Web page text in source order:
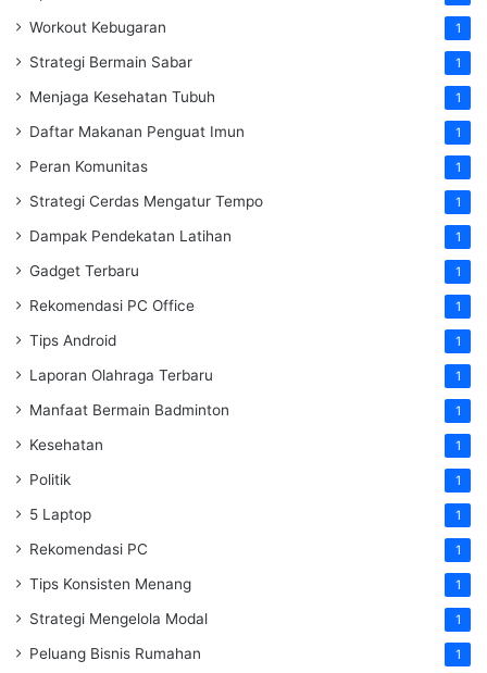
Workout Kebugaran 1
Strategi Bermain Sabar 1
Menjaga Kesehatan Tubuh 1
Daftar Makanan Penguat Imun 1
Peran Komunitas 1
Strategi Cerdas Mengatur Tempo 1
Dampak Pendekatan Latihan 1
Gadget Terbaru 1
Rekomendasi PC Office 1
Tips Android 1
Laporan Olahraga Terbaru 1
Manfaat Bermain Badminton 1
Kesehatan 1
Politik 1
5 Laptop 1
Rekomendasi PC 1
Tips Konsisten Menang 1
Strategi Mengelola Modal 1
Peluang Bisnis Rumahan 1